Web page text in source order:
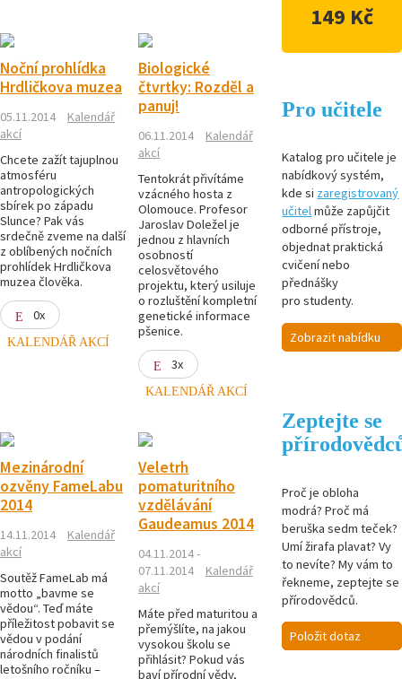
Noční prohlídka
Hrdličkova muzea
05.11.2014
Kalendář
akcí
Chcete zažít tajuplnou
atmosféru
antropologických
sbírek po západu
Slunce? Pak vás
srdečně zveme na další
z oblíbených nočních
prohlídek Hrdličkova
muzea člověka.
0x
KALENDÁŘ AKCÍ
Biologické
čtvrtky: Rozděl a
panuj!
06.11.2014
Kalendář
akcí
Tentokrát přivítáme
vzácného hosta z
Olomouce. Profesor
Jaroslav Doležel je
jednou z hlavních
osobností
celosvětového
projektu, který usiluje
o rozluštění kompletní
genetické informace
pšenice.
3x
KALENDÁŘ AKCÍ
Mezinárodní
ozvěny FameLabu
2014
14.11.2014
Kalendář
akcí
Soutěž FameLab má
motto „bavme se
vědou“. Teď máte
příležitost pobavit se
vědou v podání
národních finalistů
letošního ročníku –
Veletrh
pomaturitního
vzdělávání
Gaudeamus 2014
04.11.2014 -
07.11.2014
Kalendář
akcí
Máte před maturitou a
přemýšlíte, na jakou
vysokou školu se
přihlásit? Pokud vás
baví přírodní vědy,
149 Kč
Pro učitele
Katalog pro učitele je
nabídkový systém,
kde si zaregistrovaný
učitelmůže zapůjčit
odborné přístroje,
objednat praktická
cvičení nebo
přednášky
pro studenty.
Zobrazit nabídku
Zeptejte se
Proč je obloha
modrá? Proč má
beruška sedm teček?
Umí žirafa plavat? Vy
to nevíte? My vám to
řekneme, zeptejte se
přírodovědců.
Položit dotaz